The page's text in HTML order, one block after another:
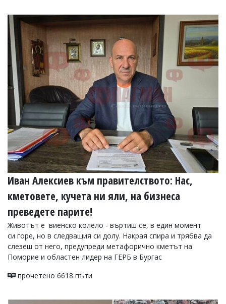
Иван Алексиев към правителството: Нас,
кметовете, кучета ни яли, на бизнеса
преведете парите!
Животът е виенско колело - въртиш се, в един момент
си горе, но в следващия си долу. Накрая спира и трябва да
слезеш от него, предупреди метафорично кметът на
Поморие и областен лидер на ГЕРБ в Бургас
прочетено 6618 пъти